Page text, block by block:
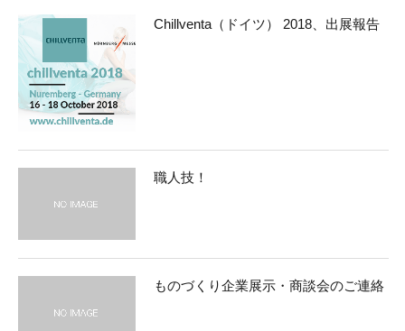
Chillventa（ドイツ） 2018、出展報告
職人技！
ものづくり企業展示・商談会のご連絡